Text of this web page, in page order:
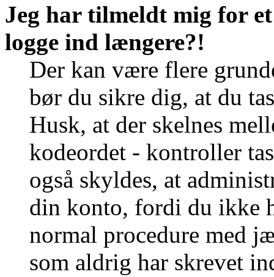
Jeg har tilmeldt mig for
logge ind længere?!
Der kan være flere
bør du sikre dig, at du
Husk, at der skelnes
kodeordet - kontroller
også skyldes, at
din konto, fordi du ikke
normal procedure med
som aldrig har skrevet